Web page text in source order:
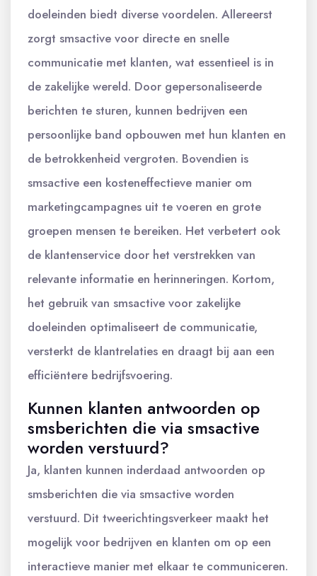
doeleinden biedt diverse voordelen. Allereerst
zorgt smsactive voor directe en snelle
communicatie met klanten, wat essentieel is in
de zakelijke wereld. Door gepersonaliseerde
berichten te sturen, kunnen bedrijven een
persoonlijke band opbouwen met hun klanten en
de betrokkenheid vergroten. Bovendien is
smsactive een kosteneffectieve manier om
marketingcampagnes uit te voeren en grote
groepen mensen te bereiken. Het verbetert ook
de klantenservice door het verstrekken van
relevante informatie en herinneringen. Kortom,
het gebruik van smsactive voor zakelijke
doeleinden optimaliseert de communicatie,
versterkt de klantrelaties en draagt bij aan een
efficiëntere bedrijfsvoering.
Kunnen klanten antwoorden op
smsberichten die via smsactive
worden verstuurd?
Ja, klanten kunnen inderdaad antwoorden op
smsberichten die via smsactive worden
verstuurd. Dit tweerichtingsverkeer maakt het
mogelijk voor bedrijven en klanten om op een
interactieve manier met elkaar te communiceren.